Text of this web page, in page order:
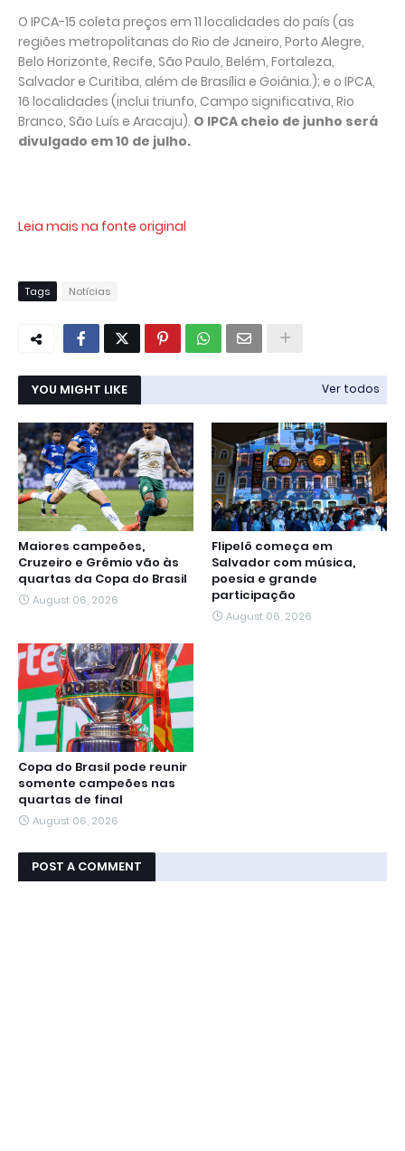
O IPCA-15 coleta preços em 11 localidades do país (as
regiões metropolitanas do Rio de Janeiro, Porto Alegre,
Belo Horizonte, Recife, São Paulo, Belém, Fortaleza,
Salvador e Curitiba, além de Brasília e Goiânia.); e o IPCA,
16 localidades (inclui triunfo, Campo significativa, Rio
Branco, São Luís e Aracaju). O IPCA cheio de junho será
divulgado em 10 de julho.
Leia mais na fonte original
Tags Notícias
YOU MIGHT LIKE Ver todos
Maiores campeões,
Cruzeiro e Grêmio vão às
quartas da Copa do Brasil
August 06, 2026
Flipelô começa em
Salvador com música,
poesia e grande
participação
August 06, 2026
Copa do Brasil pode reunir
somente campeões nas
quartas de final
August 06, 2026
POST A COMMENT